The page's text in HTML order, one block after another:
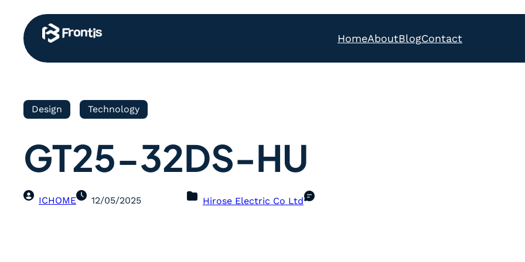
HomeAboutBlogContact
Design Technology
GT25-32DS-HU
ICHOME 12/05/2025 Hirose Electric Co Ltd